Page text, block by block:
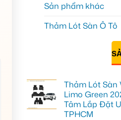
Sản phẩm khác
Thảm Lót Sàn Ô Tô
Thảm Lót Sàn
Limo Green
Tâm Lắp Đặt
TPHCM